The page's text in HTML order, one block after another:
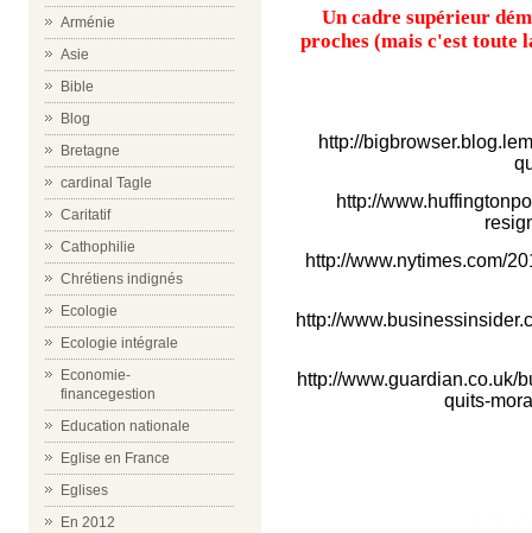
Arménie
Asie
Bible
Blog
Bretagne
cardinal Tagle
Caritatif
Cathophilie
Chrétiens indignés
Ecologie
Ecologie intégrale
Economie-
financegestion
Education nationale
Eglise en France
Eglises
En 2012
Un cadre supérieur
proches (mais c'est
http://
http://
http://www.nytimes.com/
http://
http://www.guardian.co.uk/
quits-